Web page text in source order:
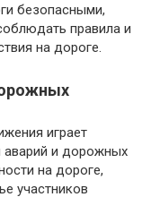
безопасными,
правила и
на дороге.
играет
и дорожных
на дороге,
участников